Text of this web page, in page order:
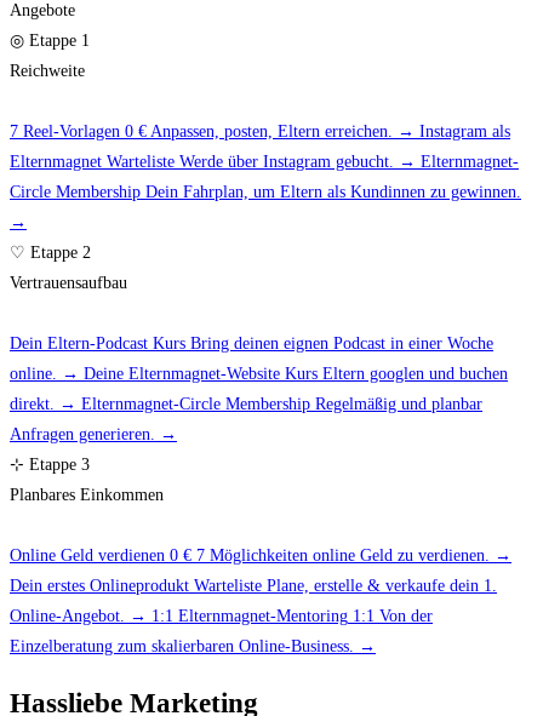
Angebote
◎ Etappe 1
Reichweite
7 Reel-Vorlagen 0 € Anpassen, posten, Eltern erreichen. → Instagram als
Elternmagnet Warteliste Werde über Instagram gebucht. → Elternmagnet-
Circle Membership Dein Fahrplan, um Eltern als Kundinnen zu gewinnen.
→
♡ Etappe 2
Vertrauensaufbau
Dein Eltern-Podcast Kurs Bring deinen eignen Podcast in einer Woche
online. → Deine Elternmagnet-Website Kurs Eltern googlen und buchen
direkt. → Elternmagnet-Circle Membership Regelmäßig und planbar
Anfragen generieren. →
⊹ Etappe 3
Planbares Einkommen
Online Geld verdienen 0 € 7 Möglichkeiten online Geld zu verdienen. →
Dein erstes Onlineprodukt Warteliste Plane, erstelle & verkaufe dein 1.
Online-Angebot. → 1:1 Elternmagnet-Mentoring 1:1 Von der
Einzelberatung zum skalierbaren Online-Business. →
Hassliebe Marketing